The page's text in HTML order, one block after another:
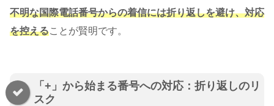
不明な国際電話番号からの着信には折り返しを避け、対応
を控えることが賢明です。
「+」から始まる番号への対応：折り返しのリ
スク